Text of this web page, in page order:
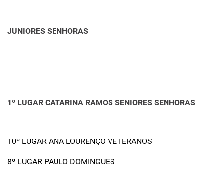
JUNIORES SENHORAS
1º LUGAR CATARINA RAMOS SENIORES SENHORAS
10º LUGAR ANA LOURENÇO VETERANOS
8º LUGAR PAULO DOMINGUES